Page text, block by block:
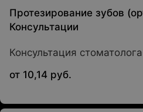
Протезирование зубов
Консультации
Консультация
от 10,14 руб.